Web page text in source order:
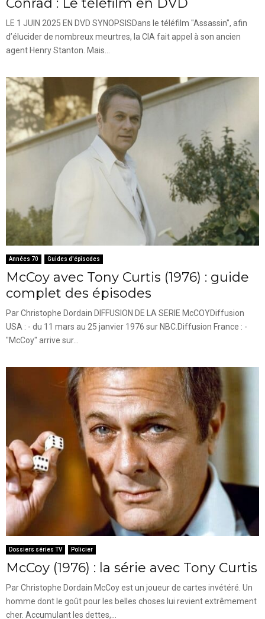
Conrad : Le téléfilm en DVD
LE 1 JUIN 2025 EN DVD SYNOPSISDans le téléfilm "Assassin", afin
d’élucider de nombreux meurtres, la CIA fait appel à son ancien
agent Henry Stanton. Mais...
Années 70 Guides d'épisodes
McCoy avec Tony Curtis (1976) : guide
complet des épisodes
Par Christophe Dordain DIFFUSION DE LA SERIE McCOYDiffusion
USA : - du 11 mars au 25 janvier 1976 sur NBC.Diffusion France : -
"McCoy" arrive sur...
Dossiers séries TV Policier
McCoy (1976) : la série avec Tony Curtis
Par Christophe Dordain McCoy est un joueur de cartes invétéré. Un
homme dont le goût pour les belles choses lui revient extrêmement
cher. Accumulant les dettes,...